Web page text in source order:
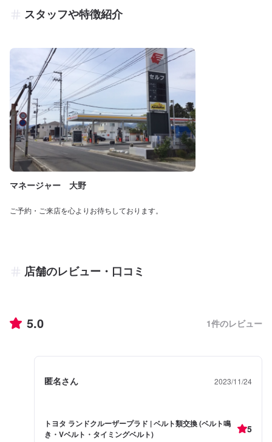
スタッフや特徴紹介
マネージャー 大野
ご予約・ご来店を心よりお待ちしております。
店舗のレビュー・口コミ
5.0 1件のレビュー
匿名さん 2023/11/24
トヨタ ランドクルーザープラド | ベルト類交換 (ベルト鳴
き・Vベルト・タイミングベルト)
5